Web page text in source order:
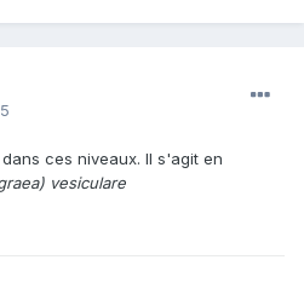
ces niveaux. Il s'agit en
vesiculare